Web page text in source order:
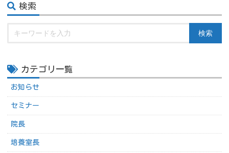
検索
検索
カテゴリ一覧
お知らせ
セミナー
院長
培養室長